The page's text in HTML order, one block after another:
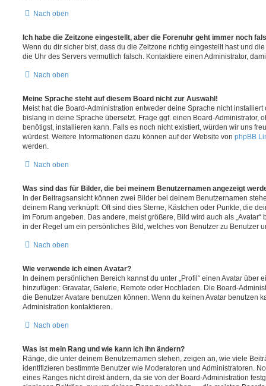
Nach oben
Ich habe die Zeitzone eingestellt, aber die Forenuhr geht immer noch
Wenn du dir sicher bist, dass du die Zeitzone richtig eingestellt hast und
die Uhr des Servers vermutlich falsch. Kontaktiere einen Administrator,
Nach oben
Meine Sprache steht auf diesem Board nicht zur Auswahl!
Meist hat die Board-Administration entweder deine Sprache nicht
bislang in deine Sprache übersetzt. Frage ggf. einen Board-Administrator,
benötigst, installieren kann. Falls es noch nicht existiert, würden wir uns
würdest. Weitere Informationen dazu können auf der Website von phpBB
werden.
Nach oben
Was sind das für Bilder, die bei meinem Benutzernamen angezeigt
In der Beitragsansicht können zwei Bilder bei deinem Benutzernamen
deinem Rang verknüpft: Oft sind dies Sterne, Kästchen oder Punkte, die
im Forum angeben. Das andere, meist größere, Bild wird auch als
in der Regel um ein persönliches Bild, welches von Benutzer zu Benutzer
Nach oben
Wie verwende ich einen Avatar?
In deinem persönlichen Bereich kannst du unter „Profil“ einen Avatar über
hinzufügen: Gravatar, Galerie, Remote oder Hochladen. Die Board-
die Benutzer Avatare benutzen können. Wenn du keinen Avatar benutzen
Administration kontaktieren.
Nach oben
Was ist mein Rang und wie kann ich ihn ändern?
Ränge, die unter deinem Benutzernamen stehen, zeigen an, wie viele
identifizieren bestimmte Benutzer wie Moderatoren und Administratoren.
eines Ranges nicht direkt ändern, da sie von der Board-Administration